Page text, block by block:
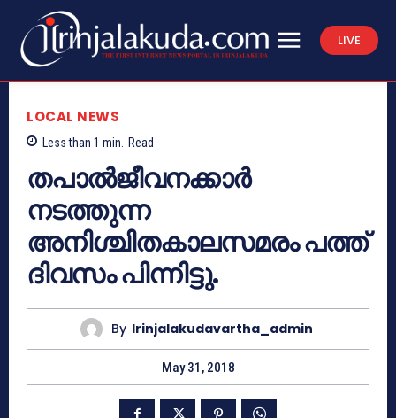
LIVE
LOCAL NEWS
Less than 1 min. Read
തപാല്‍ജീവനക്കാര്‍
നടത്തുന്ന
അനിശ്ചിതകാലസമരം പത്ത്
ദിവസം പിന്നിട്ടു.
By Irinjalakudavartha_admin
May 31, 2018